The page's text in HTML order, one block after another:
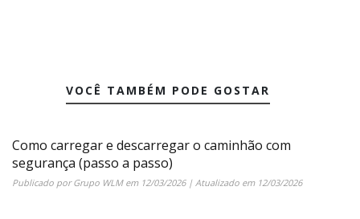
VOCÊ TAMBÉM PODE GOSTAR
Como carregar e descarregar o caminhão com
segurança (passo a passo)
Publicado porGrupo WLMem 12/03/2026| Atualizado em 12/03/2026